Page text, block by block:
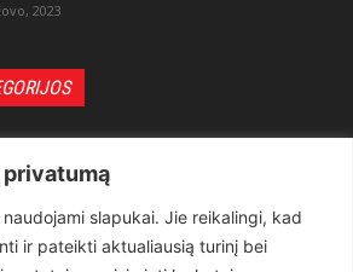
privatumą
slapukai. Jie reikalingi, kad
ir pateikti aktualiausią turinį bei
2023
1497